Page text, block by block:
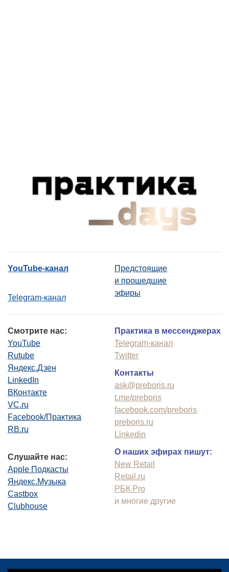
YouTube-канал
Telegram-канал
Предстоящие
и прошедшие
эфиры
Смотрите нас:
YouTube
Rutube
Яндекс.Дзен
LinkedIn
ВКонтакте
VC.ru
Facebook/Практика
RB.ru
Слушайте нас:
Apple Подкасты
Яндекс.Музыка
Castbox
Clubhouse
Практика в мессенджерах
Telegram-канал
Twitter
Контакты
ask@preboris.ru
t.me/preboris
facebook.com/preboris
preboris.ru
Linkedin
О наших эфирах пишут:
New Retail
Retail.ru
РБК Pro
и многие другие